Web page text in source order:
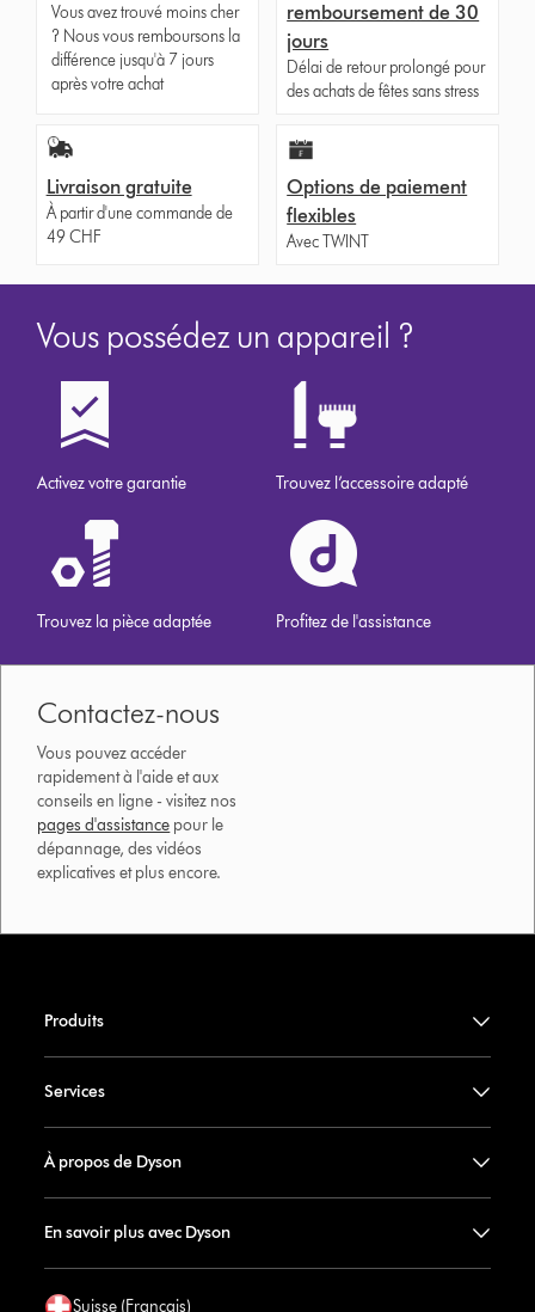
Vous avez trouvé moins cher
? Nous vous remboursons la
différence jusqu'à 7 jours
après votre achat
remboursement de 30
jours
Délai de retour prolongé pour
des achats de fêtes sans stress
Livraison gratuite
À partir d'une commande de
49 CHF
Options de paiement
flexibles
Avec TWINT
Vous possédez un appareil ?
Activez votre garantie Trouvez l’accessoire adapté
Trouvez la pièce adaptée Profitez de l'assistance
Contactez-nous
Vous pouvez accéder
rapidement à l'aide et aux
conseils en ligne - visitez nos
pages d'assistance pour le
dépannage, des vidéos
explicatives et plus encore.
Produits
Services
À propos de Dyson
En savoir plus avec Dyson
Suisse (Français)